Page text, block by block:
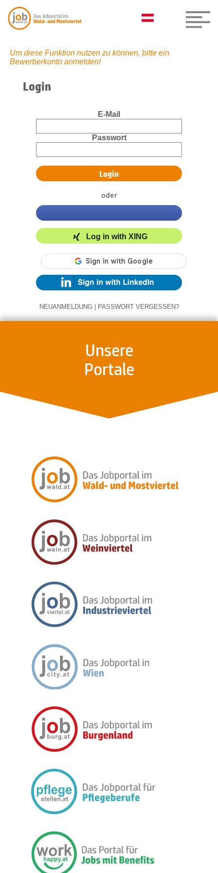
Um diese Funktion nutzen zu können, bitte ein
Bewerberkonto anmelden!
Login
E-Mail
Passwort
oder
Log in with XING
NEUANMELDUNG | PASSWORT VERGESSEN?
Unsere
Portale